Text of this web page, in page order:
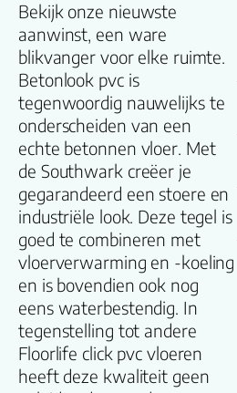
Bekijk onze nieuwste
aanwinst, een ware
blikvanger voor elke ruimte.
Betonlook pvc is
tegenwoordig nauwelijks te
onderscheiden van een
echte betonnen vloer. Met
de Southwark creëer je
gegarandeerd een stoere en
industriële look. Deze tegel is
goed te combineren met
vloerverwarming en -koeling
en is bovendien ook nog
eens waterbestendig. In
tegenstelling tot andere
Floorlife click pvc vloeren
heeft deze kwaliteit geen